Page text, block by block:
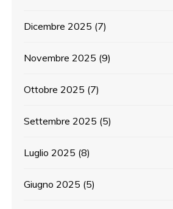
Dicembre 2025 (7)
Novembre 2025 (9)
Ottobre 2025 (7)
Settembre 2025 (5)
Luglio 2025 (8)
Giugno 2025 (5)